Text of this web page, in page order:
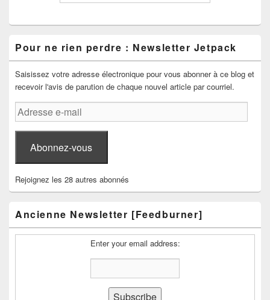
Pour ne rien perdre : Newsletter Jetpack
Saisissez votre adresse électronique pour vous abonner à ce blog et
recevoir l'avis de parution de chaque nouvel article par courriel.
Adresse
e-
mail
Abonnez-vous
Rejoignez les 28 autres abonnés
Ancienne Newsletter [Feedburner]
Enter your email address: